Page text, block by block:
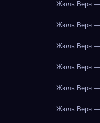
Жюль Верн —
Жюль Верн —
Жюль Верн —
Жюль Верн —
Жюль Верн —
Жюль Верн —